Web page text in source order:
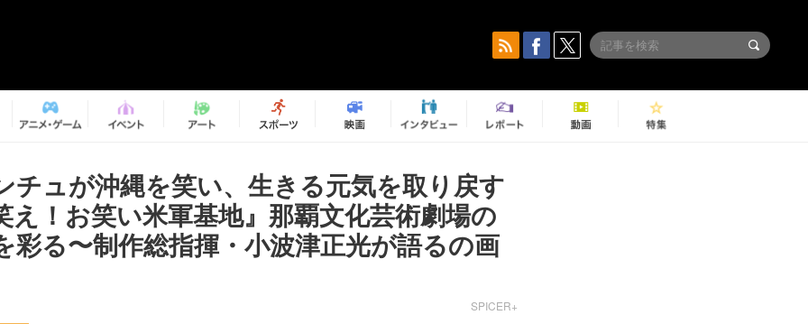
チュが沖縄を笑い、生きる元気を取り戻す
え！お笑い米軍基地』那覇文化芸術劇場の
彩る〜制作総指揮・小波津正光が語るの画
SPICER+